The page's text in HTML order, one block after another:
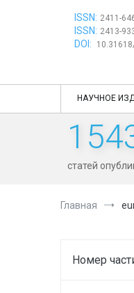
ISSN: 2411-
ISSN: 2413-
DOI:
НАУЧНОЕ
статей
Главная
Номер